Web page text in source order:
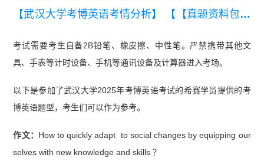
【武汉大学考博英语考情分析】
【【真题资料包】
考试需要考生自备2B铅笔、橡皮擦、中性笔。严禁携带其他文
具、手表等计时设备、手机等通讯设备及计算器进入考场。
以下是参加了武汉大学2025年考博英语考试的希赛学员提供的考
博英语题型，考生们可以作为参考。
作文： How to quickly adapt to social changes by equipping our
selves with new knowledge and skills ？